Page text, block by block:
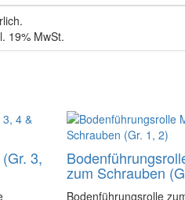
19% MwSt.
3,
zum Schrauben
Bodenführungsrolle